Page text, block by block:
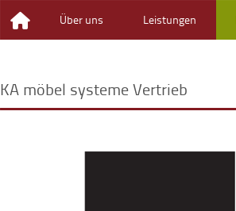
Home
Über uns Leistungen
KA möbel systeme Vertrieb